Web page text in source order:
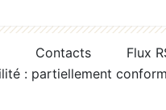
Contacts
Flux
: partiellement